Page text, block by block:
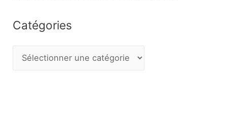
Catégories